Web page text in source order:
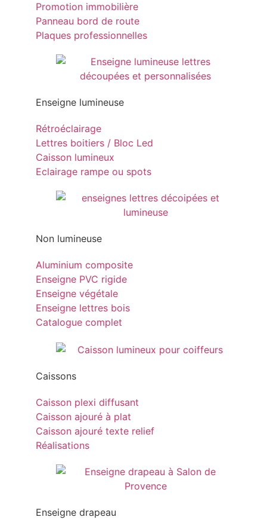
Promotion immobilière
Panneau bord de route
Plaques professionnelles
Enseigne lumineuse
Rétroéclairage
Lettres boitiers / Bloc Led
Caisson lumineux
Eclairage rampe ou spots
Non lumineuse
Aluminium composite
Enseigne PVC rigide
Enseigne végétale
Enseigne lettres bois
Catalogue complet
Caissons
Caisson plexi diffusant
Caisson ajouré à plat
Caisson ajouré texte relief
Réalisations
Enseigne drapeau